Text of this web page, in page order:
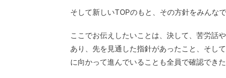
そして新しいTOPのもと、その方針をみんな
ここでお伝えしたいことは、決して、苦労話
あり、先を見通した指針があったこと、そし
に向かって進んでいることも全員で確認でき